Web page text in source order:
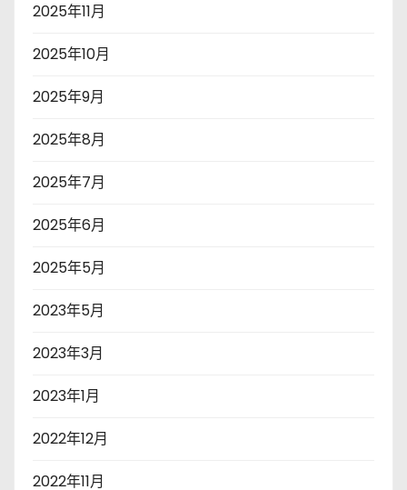
2025年11月
2025年10月
2025年9月
2025年8月
2025年7月
2025年6月
2025年5月
2023年5月
2023年3月
2023年1月
2022年12月
2022年11月